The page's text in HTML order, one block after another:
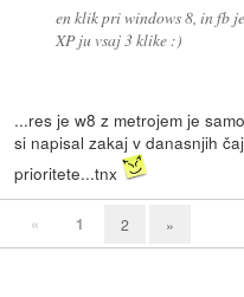
en klik pri windows 8, in fb
XP ju vsaj 3 klike :)
...res je w8 z metrojem je
si napisal zakaj v danasnjih
prioritete...tnx
« 1 2 »